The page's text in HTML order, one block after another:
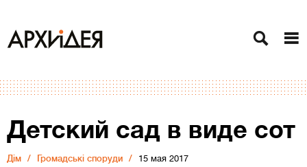
Детский сад в виде сот
Дiм Громадські споруди 15 мая 2017